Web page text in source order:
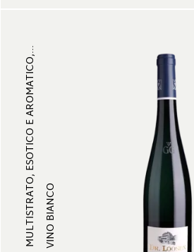
MULTISTRATO, ESOTICO E AROMATICO,...VINO BIANCO